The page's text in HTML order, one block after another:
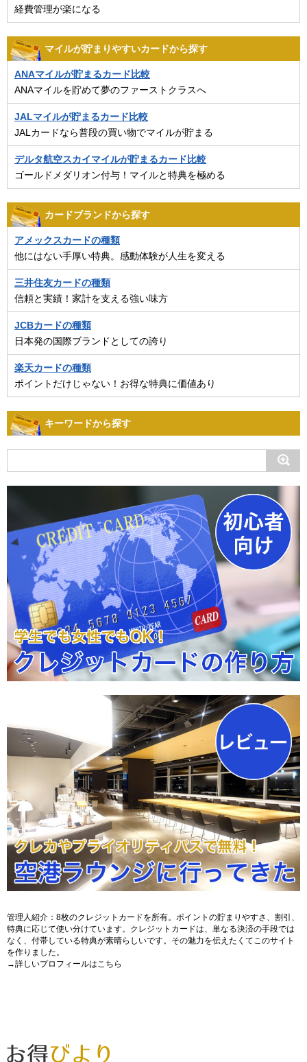
経費管理が楽になる
マイルが貯まりやすいカードから探す
ANAマイルが貯まるカード比較
ANAマイルを貯めて夢のファーストクラスへ
JALマイルが貯まるカード比較
JALカードなら普段の買い物でマイルが貯まる
デルタ航空スカイマイルが貯まるカード比較
ゴールドメダリオン付与！マイルと特典を極める
カードブランドから探す
アメックスカードの種類
他にはない手厚い特典。感動体験が人生を変える
三井住友カードの種類
信頼と実績！家計を支える強い味方
JCBカードの種類
日本発の国際ブランドとしての誇り
楽天カードの種類
ポイントだけじゃない！お得な特典に価値あり
キーワードから探す
管理人紹介：8枚のクレジットカードを所有。ポイントの貯まりやすさ、割引、
特典に応じて使い分けています。クレジットカードは、単なる決済の手段では
なく、付帯している特典が素晴らしいです。その魅力を伝えたくてこのサイト
を作りました。
→詳しいプロフィールはこちら